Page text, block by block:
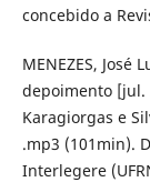
concebido a
MENEZES, José
depoimento [jul.
Karagiorgas e
.mp3 (101min).
Interlegere